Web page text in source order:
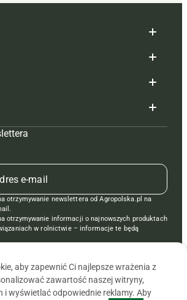
otrzymywanie newslettera od Agropolska.pl na
otrzymywanie informacji o najnowszych produktach
w rolnictwie – informacje te będą
aby zapewnić Ci najlepsze wrażenia z
zawartość naszej witryny,
i wyświetlać odpowiednie reklamy. Aby